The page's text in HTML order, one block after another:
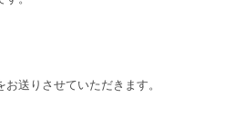
送りさせていただきます。